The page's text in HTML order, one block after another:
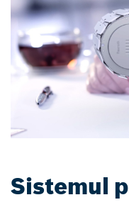
Sistemul